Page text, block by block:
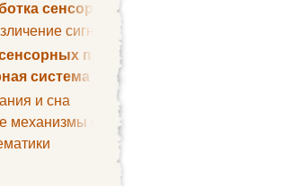
сенсорных сигналов
сигналов. Сенсорная рецепция
процессов
система
и сна
механизмы сна